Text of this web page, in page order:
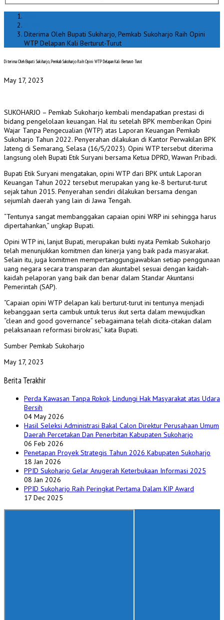
Diterima Oleh Bupati Sukiharjo, Pemkab Sukoharjo Raih Opini
WTP Delapan Kali Berturut-Turut
Diterima Oleh Bupati Sukiharjo, Pemkab Sukoharjo Raih Opini WTP Delapan Kali Berturut-Turut
May 17, 2023
SUKOHARJO – Pemkab Sukoharjo kembali mendapatkan prestasi di
bidang pengelolaan keuangan. Hal itu setelah BPK memberikan Opini
Wajar Tanpa Pengecualian (WTP) atas Laporan Keuangan Pemkab
Sukoharjo Tahun 2022. Penyerahan dilakukan di Kantor Perwakilan BPK
Jateng di Semarang, Selasa (16/5/2023). Opini WTP tersebut diterima
langsung oleh Bupati Etik Suryani bersama Ketua DPRD, Wawan Pribadi.
Bupati Etik Suryani mengatakan, opini WTP dari BPK untuk Laporan
Keuangan Tahun 2022 tersebut merupakan yang ke-8 berturut-turut
sejak tahun 2015. Penyerahan sendiri dilakukan bersama dengan
sejumlah daerah yang lain di Jawa Tengah.
“Tentunya sangat membanggakan capaian opini WRP ini sehingga harus
dipertahankan,” ungkap Bupati.
Opini WTP ini, lanjut Bupati, merupakan bukti nyata Pemkab Sukoharjo
telah menunjukkan komitmen dan kinerja yang baik pada masyarakat.
Selain itu, juga komitmen mempertanggungjawabkan setiap penggunaan
uang negara secara transparan dan akuntabel sesuai dengan kaidah-
kaidah pelaporan yang baik dan benar dalam Standar Akuntansi
Pemerintah (SAP).
“Capaian opini WTP delapan kali berturut-turut ini tentunya menjadi
kebanggaan serta cambuk untuk terus ikut serta dalam mewujudkan
“clean and good governance” sebagaimana telah dicita-citakan dalam
pelaksanaan reformasi birokrasi,” kata Bupati.
Sumber Pemkab Sukoharjo
May 17, 2023
Berita Terakhir
Perda Kawasan Tanpa Rokok, Lindungi Hak Masyarakat atas Udara
Bersih
04 May 2026
Hasil Seleksi Administrasi Bakal Calon Direktur Perusahaan Umum
Daerah Percetakan Dan Penerbitan Kabupaten Sukoharjo
06 Feb 2026
Penetapan Proyek Strategis Tahun 2026 Kabupaten Sukoharjo
18 Jan 2026
PPID Sukoharjo Gelar Anugerah Keterbukaan Informasi 2025
08 Jan 2026
PPID Sukoharjo Raih Peringkat Pertama Dalam KIP Award
17 Dec 2025